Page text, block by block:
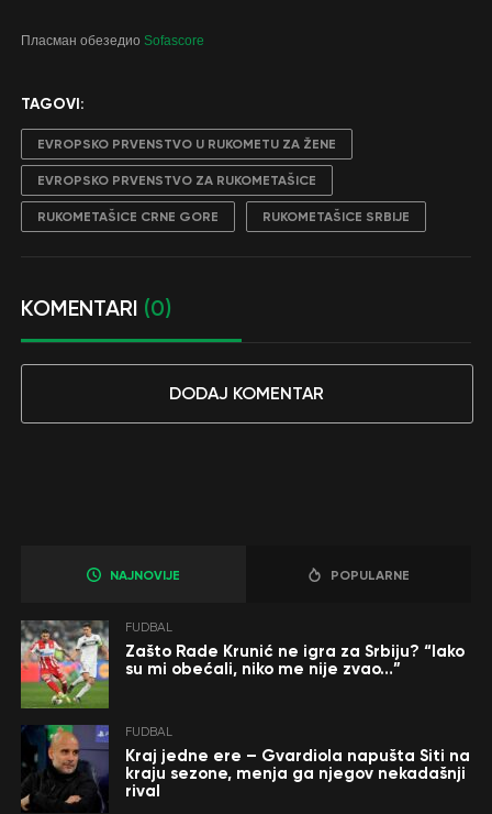
Пласман обезедио Sofascore
TAGOVI:
EVROPSKO PRVENSTVO U RUKOMETU ZA ŽENE
EVROPSKO PRVENSTVO ZA RUKOMETAŠICE
RUKOMETAŠICE CRNE GORE RUKOMETAŠICE SRBIJE
KOMENTARI (0)
DODAJ KOMENTAR
NAJNOVIJE POPULARNE
FUDBAL
Zašto Rade Krunić ne igra za Srbiju? “Iako
su mi obećali, niko me nije zvao…”
FUDBAL
Kraj jedne ere – Gvardiola napušta Siti na
kraju sezone, menja ga njegov nekadašnji
rival